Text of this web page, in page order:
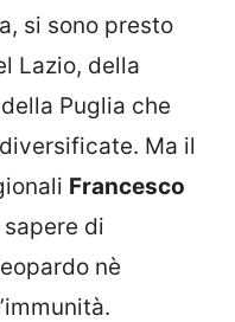
si sono presto
Lazio, della
Puglia che
Ma il
Francesco
di
nè